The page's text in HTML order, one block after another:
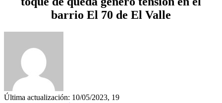
barrio El 70 de El Valle
Última actualización: 10/05/2023, 19